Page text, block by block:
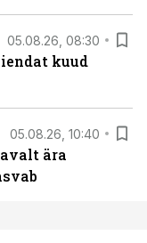
05.08.26, 08:30
kuud
05.08.26, 10:40
ära